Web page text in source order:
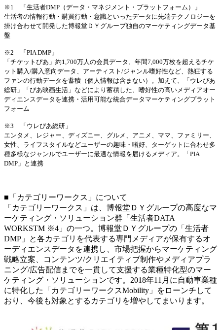
※1 「生活者DMP（データ・マネジメント・プラットフォーム）」
生活者の情報行動・購買行動・意識といったデータに先端テクノロジーを
掛け合わせて開発した博報堂ＤＹグループ独自のマーケティングデータ基
盤
※2 「PIA DMP」
「チケットぴあ」約1,700万人の会員データ、年間7,000万枚を超えるチケ
ット購入/購入意向データ、アーティスト/ジャンル嗜好性など、熱狂する
ファンの行動データを蓄積（個人情報は含まない）。加えて、「ウレぴあ
総研」「ぴあ映画生活」などにより蓄積した、嗜好性の高いメディアオー
ディエンスデータを連携・活用可能な統合データマーケティングプラット
フォーム
※3 「ウレぴあ総研」
エンタメ、レジャー、ディズニー、グルメ、アニメ、ママ、ファミリー、
女性、ライフスタイルなどユーザーの趣味・嗜好、ターゲットに合わせ多
種多様なジャンルでユーザーに最適な情報を届けるメディア。「PIA
DMP」と連携
■「カテゴリーワークス」について
「カテゴリーワークス」は、博報堂ＤＹグループの高度なマ
ーケティング・ソリューション群「生活者DATA
WORKSTM ※4」の一つ。博報堂ＤＹグループの「生活者
DMP」と各カテゴリを代表する専門メディアが保有するオ
ーディエンスデータを連携し、市場把握からマーケティング
戦略立案、コンテンツ/クリエイティブ制作やメディアプラ
ニング/広告配信までを一貫して支援する業種特化型のマー
ケティング・ソリューションです。2018年11月に自動車業種
に特化した「カテゴリーワークスMobility」をローンチして
おり、今後も対象とするカテゴリを増やしてまいります。